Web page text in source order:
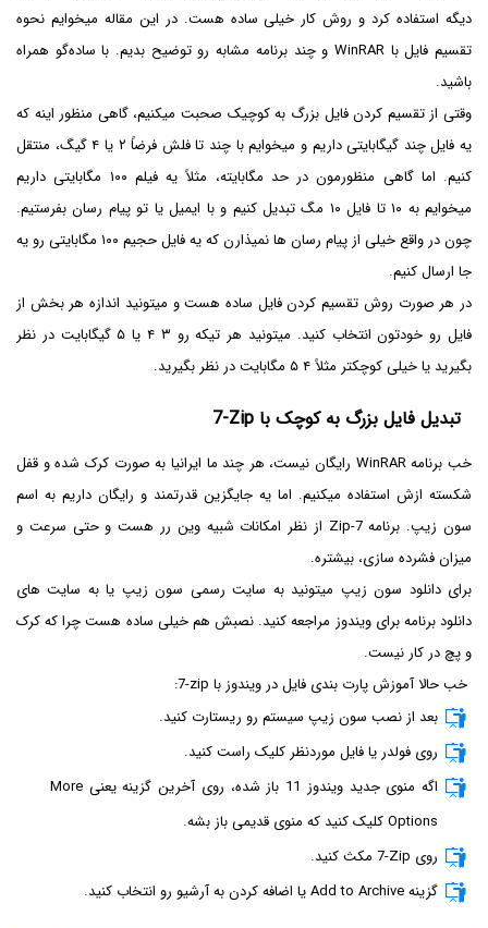
دیگه استفاده کرد و روش کار خیلی ساده هست. در این مقاله میخوایم نحوه
تقسیم فایل با WinRAR و چند برنامه مشابه رو توضیح بدیم. با ساده‌گو همراه
باشید.
وقتی از تقسیم کردن فایل بزرگ به کوچیک صحبت میکنیم، گاهی منظور اینه که
یه فایل چند گیگابایتی داریم و میخوایم با چند تا فلش فرضاً ۲ یا ۴ گیگ، منتقل
کنیم. اما گاهی منظورمون در حد مگابایته، مثلاً یه فیلم ۱۰۰ مگابایتی داریم
میخوایم به ۱۰ تا فایل ۱۰ مگ تبدیل کنیم و با ایمیل یا تو پیام رسان بفرستیم.
چون در واقع خیلی از پیام رسان ها نمیذارن که یه فایل حجیم ۱۰۰ مگابایتی رو یه
جا ارسال کنیم.
در هر صورت روش تقسیم کردن فایل ساده هست و میتونید اندازه هر بخش از
فایل رو خودتون انتخاب کنید. میتونید هر تیکه رو ۳ ۴ یا ۵ گیگابایت در نظر
بگیرید یا خیلی کوچکتر مثلاً ۴ ۵ مگابایت در نظر بگیرید.
تبدیل فایل بزرگ به کوچک با 7-Zip
خب برنامه WinRAR رایگان نیست، هر چند ما ایرانیا به صورت کرک شده و قفل
شکسته ازش استفاده میکنیم. اما یه جایگزین قدرتمند و رایگان داریم به اسم
سون زیپ. برنامه 7-Zip از نظر امکانات شبیه وین رر هست و حتی سرعت و
میزان فشرده سازی، بیشتره.
برای دانلود سون زیپ میتونید به سایت رسمی سون زیپ یا به سایت های
دانلود برنامه برای ویندوز مراجعه کنید. نصبش هم خیلی ساده هست چرا که کرک
و پچ در کار نیست.
خب حالا آموزش پارت بندی فایل در ویندوز با 7-zip
:
بعد از نصب سون زیپ سیستم رو ریستارت کنید.
روی فولدر یا فایل موردنظر کلیک راست کنید.
اگه منوی جدید ویندوز 11 باز شده، روی آخرین گزینه یعنی More
Options کلیک کنید که منوی قدیمی باز بشه.
روی 7-Zip مکث کنید.
گزینه Add to Archive یا اضافه کردن به آرشیو رو انتخاب کنید.